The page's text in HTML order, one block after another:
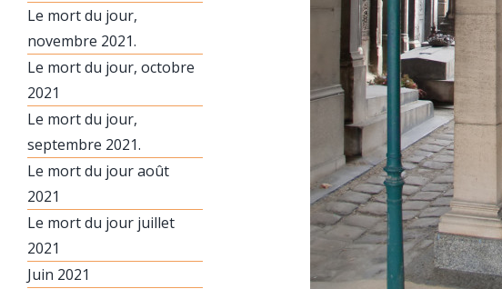
Le mort du jour,
novembre 2021.
Le mort du jour, octobre
2021
Le mort du jour,
septembre 2021.
Le mort du jour août
2021
Le mort du jour juillet
2021
Juin 2021